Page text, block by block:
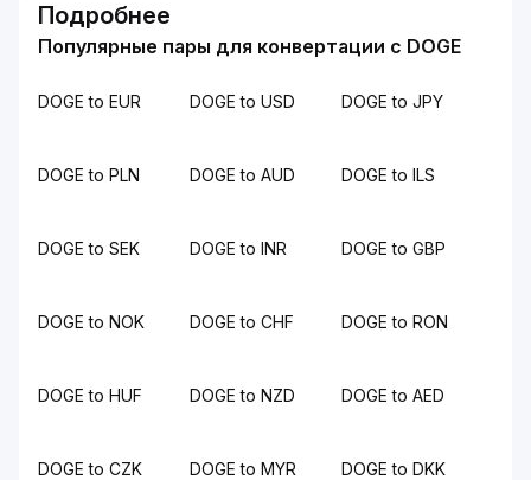
Подробнее
Популярные пары для конвертации с DOGE
DOGE to EUR DOGE to USD DOGE to JPY
DOGE to PLN DOGE to AUD DOGE to ILS
DOGE to SEK DOGE to INR DOGE to GBP
DOGE to NOK DOGE to CHF DOGE to RON
DOGE to HUF DOGE to NZD DOGE to AED
DOGE to CZK DOGE to MYR DOGE to DKK